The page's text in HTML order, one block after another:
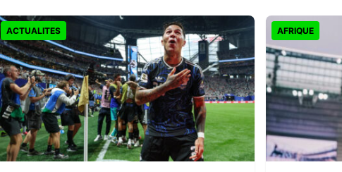
ACTUALITES AFRIQUE